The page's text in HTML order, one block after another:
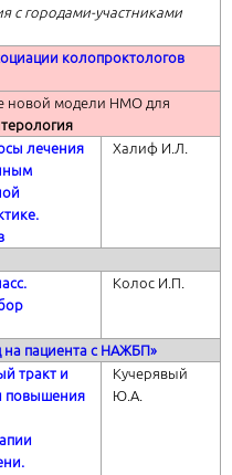
с городами-участниками
колопроктологов
новой модели НМО для
лечения
Халиф И.Л.
Колос И.П.
на пациента с НАЖБП»
тракт и
повышения
Кучерявый
Ю.А.